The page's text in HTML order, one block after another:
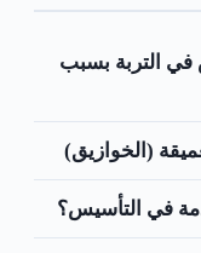
في التربة بسبب
في التأسيس؟